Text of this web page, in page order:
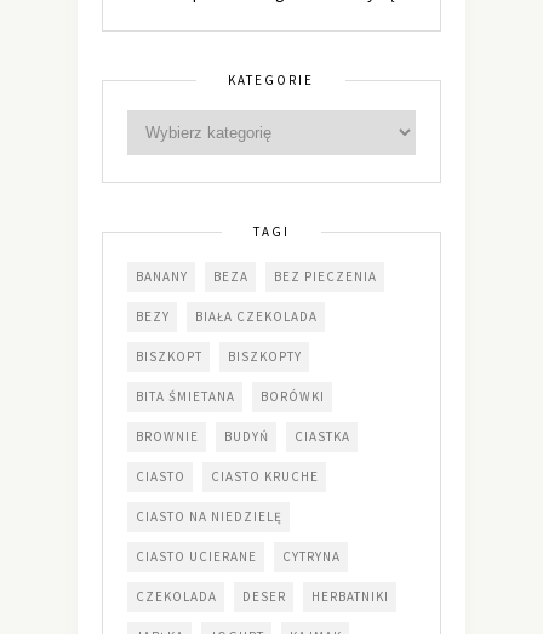
KATEGORIE
TAGI
BANANY BEZA BEZ PIECZENIA
BEZY BIAŁA CZEKOLADA
BISZKOPT BISZKOPTY
BITA ŚMIETANA BORÓWKI
BROWNIE BUDYŃ CIASTKA
CIASTO CIASTO KRUCHE
CIASTO NA NIEDZIELĘ
CIASTO UCIERANE CYTRYNA
CZEKOLADA DESER HERBATNIKI